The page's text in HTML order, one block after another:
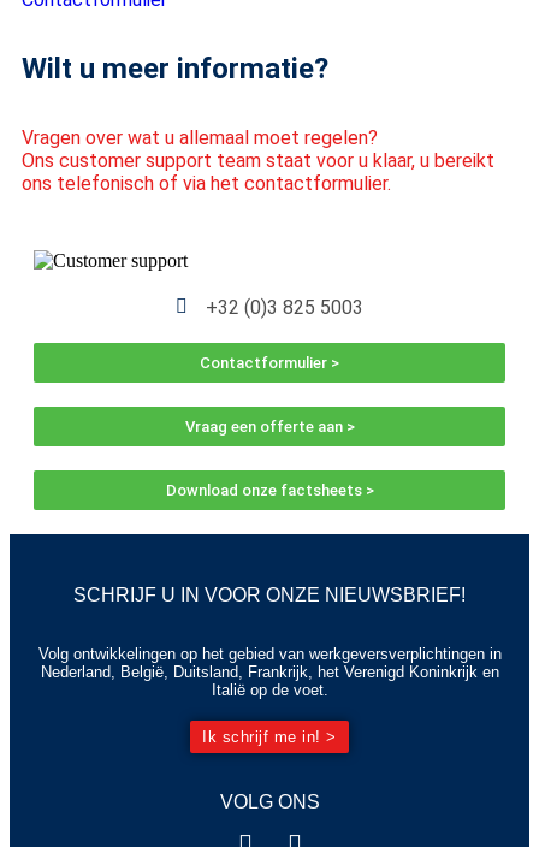
Wilt u meer informatie?
Vragen over wat u allemaal moet regelen?
Ons customer support team staat voor u klaar, u bereikt
ons telefonisch of via het contactformulier.
+32 (0)3 825 5003
Contactformulier >
Vraag een offerte aan >
Download onze factsheets >
VOLG ONS
SCHRIJF U IN VOOR ONZE NIEUWSBRIEF!
Volg ontwikkelingen op het gebied van werkgeversverplichtingen in
Nederland, België, Duitsland, Frankrijk, het Verenigd Koninkrijk en
Italië op de voet.
Ik schrijf me in! >